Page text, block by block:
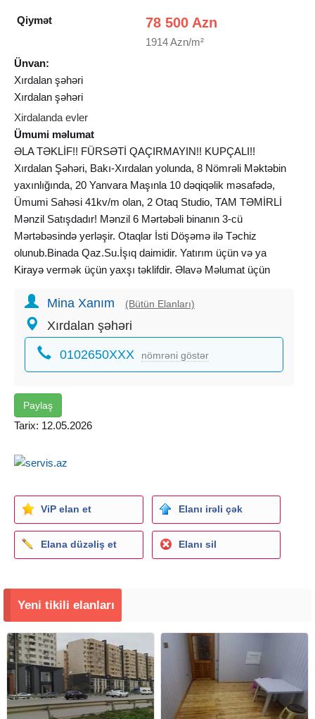
Qiymət 78 500 Azn
1914 Azn/m²
Ünvan:
Xırdalan şəhəri
Xırdalan şəhəri
Xirdalanda evler
Ümumi məlumat
ƏLA TƏKLİF!! FÜRSƏTİ QAÇIRMAYIN!! KUPÇALI!!
Xırdalan Şəhəri, Bakı-Xırdalan yolunda, 8 Nömrəli Məktəbin
yaxınlığında, 20 Yanvara Maşınla 10 dəqiqəlik məsafədə,
Ümumi Sahəsi 41kv/m olan, 2 Otaq Studio, TAM TƏMİRLİ
Mənzil Satışdadır! Mənzil 6 Mərtəbəli binanın 3-cü
Mərtəbəsində yerləşir. Otaqlar İsti Döşəmə ilə Təchiz
olunub.Binada Qaz.Su.İşıq daimidir. Yatırım üçün və ya
Kirayə vermək üçün yaxşı təklifdir. Əlavə Məlumat üçün
QİYMƏT: 78 500 AZN
OFİSİN XİDMƏT HAQQI : 1000 AZN TƏŞKİL EDİR.
Mina Xanım (Bütün Elanları)
Xırdalan şəhəri
0102650XXX nömrəni göstər
Paylaş
Tarix: 12.05.2026
ViP elan et Elanı irəli çək
Elana düzəliş et Elanı sil
Yeni tikili elanları